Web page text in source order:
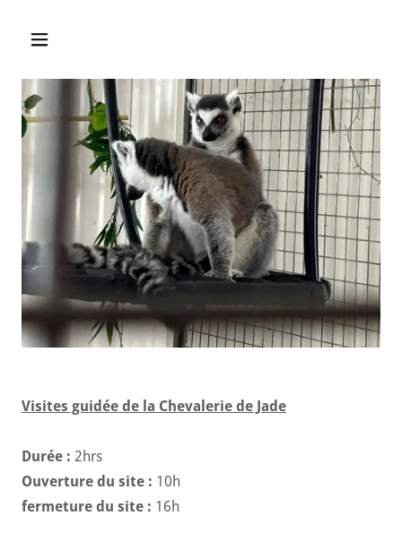
Visites guidée de la Chevalerie de Jade
Durée : 2hrs
Ouverture du site : 10h
fermeture du site : 16h